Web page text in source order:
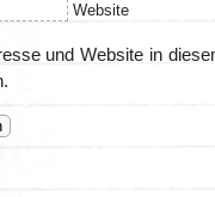
Website
und Website in